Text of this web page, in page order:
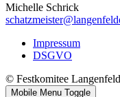
Michelle Schrick
Impressum
DSGVO
© Festkomitee
Mobile Menu Toggle